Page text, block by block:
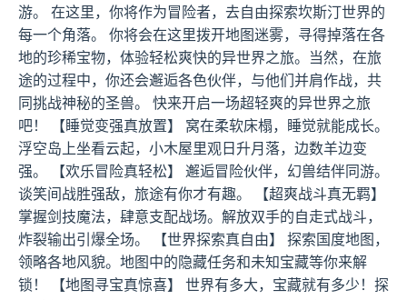
游。 在这里，你将作为冒险者，去自由探索坎斯汀世界的
每一个角落。 你将会在这里拨开地图迷雾，寻得掉落在各
地的珍稀宝物，体验轻松爽快的异世界之旅。当然，在旅
途的过程中，你还会邂逅各色伙伴，与他们并肩作战，共
同挑战神秘的圣兽。 快来开启一场超轻爽的异世界之旅
吧！ 【睡觉变强真放置】 窝在柔软床榻，睡觉就能成长。
浮空岛上坐看云起，小木屋里观日升月落，边数羊边变
强。 【欢乐冒险真轻松】 邂逅冒险伙伴，幻兽结伴同游。
谈笑间战胜强敌，旅途有你才有趣。 【超爽战斗真无羁】
掌握剑技魔法，肆意支配战场。解放双手的自走式战斗，
炸裂输出引爆全场。 【世界探索真自由】 探索国度地图，
领略各地风貌。地图中的隐藏任务和未知宝藏等你来解
锁！ 【地图寻宝真惊喜】 世界有多大，宝藏就有多少！探